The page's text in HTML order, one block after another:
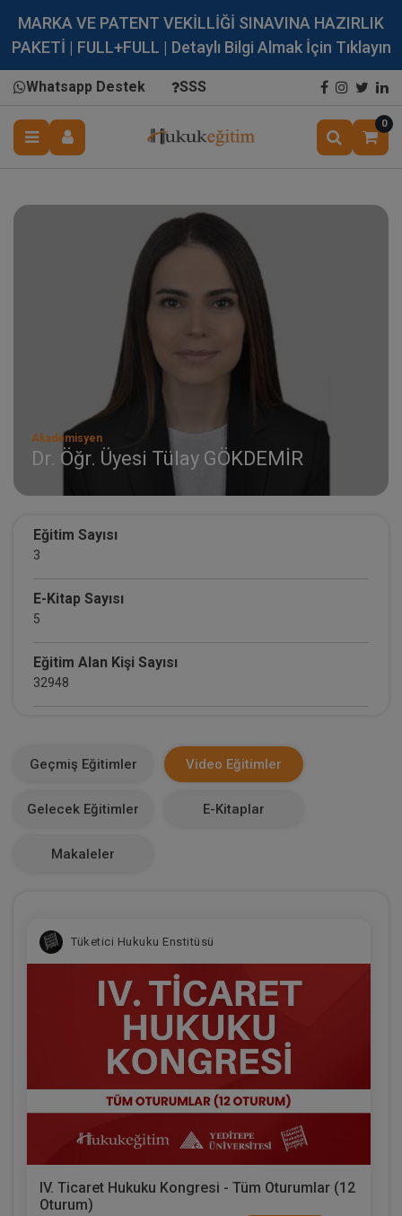
MARKA VE PATENT VEKİLLİĞİ SINAVINA HAZIRLIK
PAKETİ | FULL+FULL | Detaylı Bilgi Almak İçin Tıklayın
Whatsapp Destek SSS
0
Akademisyen
Dr. Öğr. Üyesi Tülay GÖKDEMİR
Eğitim Sayısı
3
E-Kitap Sayısı
5
Eğitim Alan Kişi Sayısı
32948
0
Geçmiş Eğitimler Video Eğitimler
Gelecek Eğitimler E-Kitaplar
Makaleler
Tüketici Hukuku Enstitüsü
IV. Ticaret Hukuku Kongresi - Tüm Oturumlar (12
Oturum)